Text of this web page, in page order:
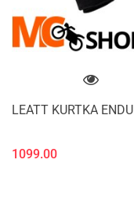
LEATT KURTKA
1099.00